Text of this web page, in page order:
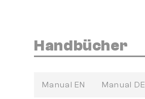
Handbücher
Manual EN Manual DE